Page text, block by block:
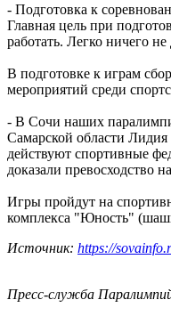
- Подготовка к
Главная цель при
работать. Легко ничего не
В подготовке к играм
мероприятий среди
- В Сочи наших
Самарской области
действуют спортивные
доказали превосходство
Игры пройдут на
комплекса "Юность"
Источник: https://
Пресс-служба